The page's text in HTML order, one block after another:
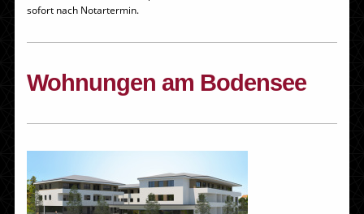
sofort nach Notartermin.
Wohnungen am Bodensee